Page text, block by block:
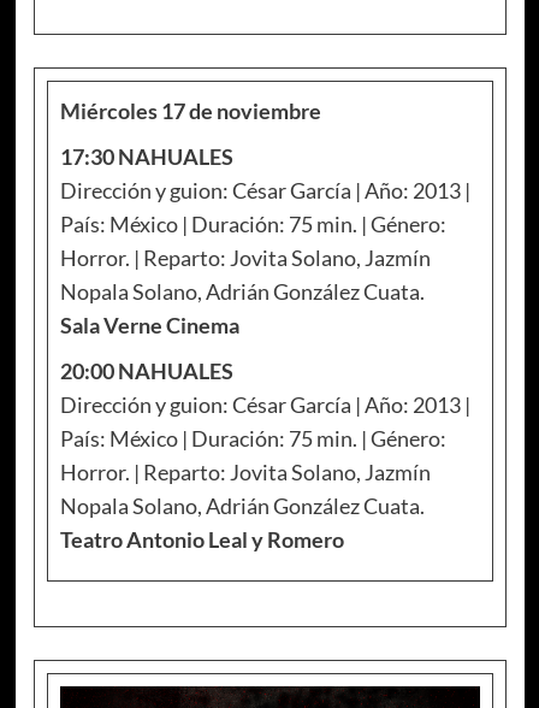
Miércoles 17 de noviembre
17:30 NAHUALES
Dirección y guion: César García | Año: 2013 |
País: México | Duración: 75 min. | Género:
Horror. | Reparto: Jovita Solano, Jazmín
Nopala Solano, Adrián González Cuata.
Sala Verne Cinema
20:00 NAHUALES
Dirección y guion: César García | Año: 2013 |
País: México | Duración: 75 min. | Género:
Horror. | Reparto: Jovita Solano, Jazmín
Nopala Solano, Adrián González Cuata.
Teatro Antonio Leal y Romero